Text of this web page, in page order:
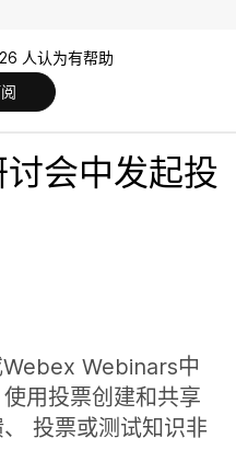
26 人认为有帮助
会中发起投
Webinars中
用投票创建和共享
投票或测试知识非